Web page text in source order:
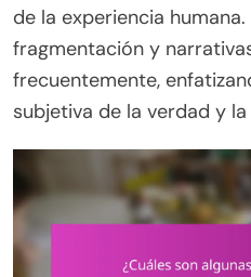
de la experiencia
fragmentación y
frecuentemente,
subjetiva de la verdad y